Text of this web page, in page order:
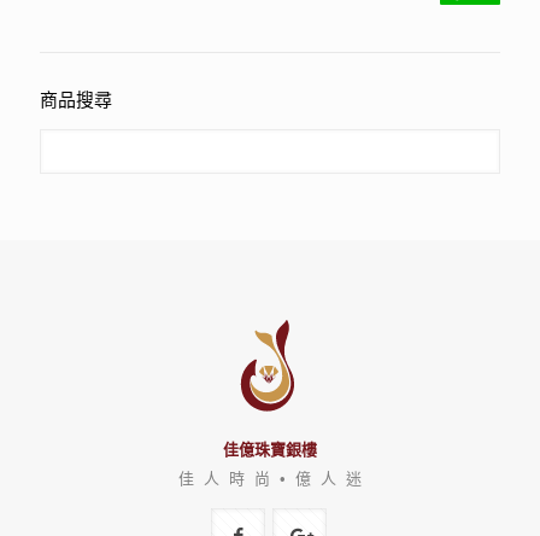
商品搜尋
佳億珠寶銀樓
佳 人 時 尚 • 億 人 迷